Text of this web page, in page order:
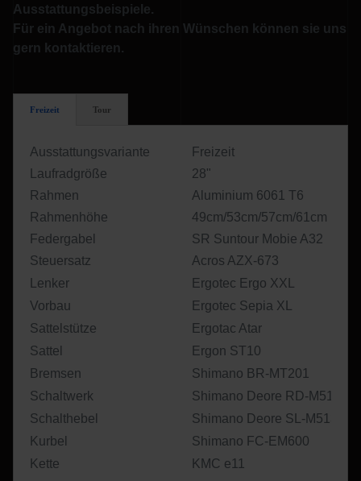
Ausstattungsbeispiele.
Für ein Angebot nach ihren Wünschen können sie uns
gern kontaktieren.
Freizeit Tour
Ausstattungsvariante
Freizeit
Laufradgröße
28"
Rahmen
Aluminium 6061 T6
Rahmenhöhe
49cm/53cm/57cm/61cm
Federgabel
SR Suntour Mobie A32
Steuersatz
Acros AZX-673
Lenker
Ergotec Ergo XXL
Vorbau
Ergotec Sepia XL
Sattelstütze
Ergotac Atar
Sattel
Ergon ST10
Bremsen
Shimano BR-MT201
Schaltwerk
Shimano Deore RD-M5130
Schalthebel
Shimano Deore SL-M5130
Kurbel
Shimano FC-EM600
Kette
KMC e11